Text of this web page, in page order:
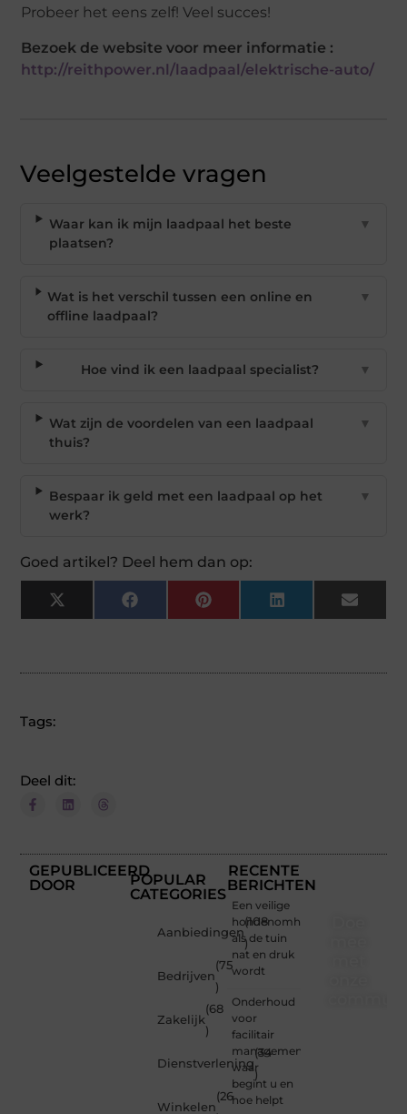
Probeer het eens zelf! Veel succes!
Bezoek de website voor meer informatie :
http://reithpower.nl/laadpaal/elektrische-auto/
Veelgestelde vragen
Waar kan ik mijn laadpaal het beste
plaatsen?
▼
Wat is het verschil tussen een online en
offline laadpaal?
▼
Hoe vind ik een laadpaal specialist? ▼
Wat zijn de voordelen van een laadpaal
thuis?
▼
Bespaar ik geld met een laadpaal op het
werk?
▼
Goed artikel? Deel hem dan op:
X
(Twitter)
Facebook Pinterest LinkedIn Email
Tags:
Deel dit:
GEPUBLICEERD
DOOR
POPULAR
CATEGORIES
Aanbiedingen
(108
)
Bedrijven
(75
)
Zakelijk
(68
)
Dienstverlening
(34
)
Winkelen
(26
RECENTE
BERICHTEN
Een veilige
hondenomheining
als de tuin
nat en druk
wordt
Onderhoud
voor
facilitair
management:
waar
begint u en
hoe helpt